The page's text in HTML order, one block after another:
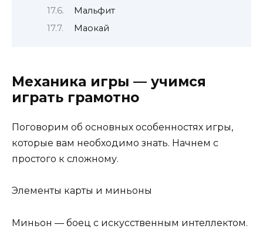
Мальфит
Маокай
Механика игры — учимся
играть грамотно
Поговорим об основных особенностях игры,
которые вам необходимо знать. Начнем с
простого к сложному.
Элементы карты и миньоны
Миньон — боец ​​с искусственным интеллектом.